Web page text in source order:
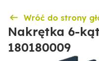
Wróć do strony
Nakrętka 6-
180180009